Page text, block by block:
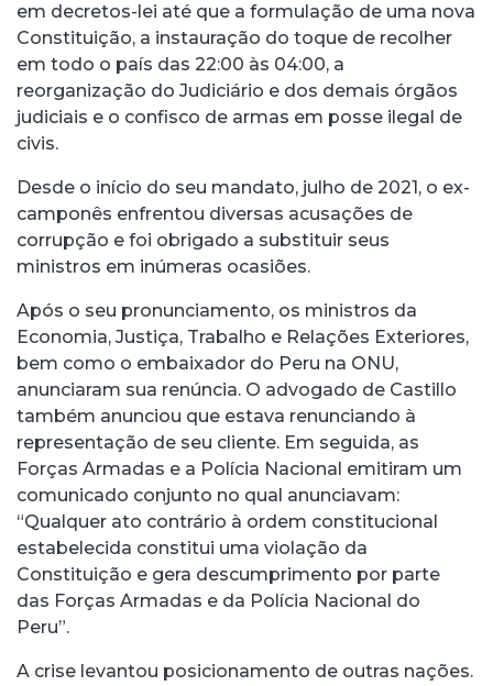
em decretos-lei até que a formulação de uma nova
Constituição, a instauração do toque de recolher
em todo o país das 22:00 às 04:00, a
reorganização do Judiciário e dos demais órgãos
judiciais e o confisco de armas em posse ilegal de
civis.
Desde o início do seu mandato, julho de 2021, o ex-
camponês enfrentou diversas acusações de
corrupção e foi obrigado a substituir seus
ministros em inúmeras ocasiões.
Após o seu pronunciamento, os ministros da
Economia, Justiça, Trabalho e Relações Exteriores,
bem como o embaixador do Peru na ONU,
anunciaram sua renúncia. O advogado de Castillo
também anunciou que estava renunciando à
representação de seu cliente. Em seguida, as
Forças Armadas e a Polícia Nacional emitiram um
comunicado conjunto no qual anunciavam:
“Qualquer ato contrário à ordem constitucional
estabelecida constitui uma violação da
Constituição e gera descumprimento por parte
das Forças Armadas e da Polícia Nacional do
Peru”.
A crise levantou posicionamento de outras nações.